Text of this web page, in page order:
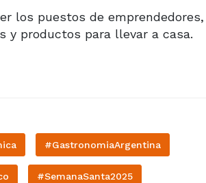
los puestos de emprendedores,
y productos para llevar a casa.
#GastronomiaArgentina
#SemanaSanta2025